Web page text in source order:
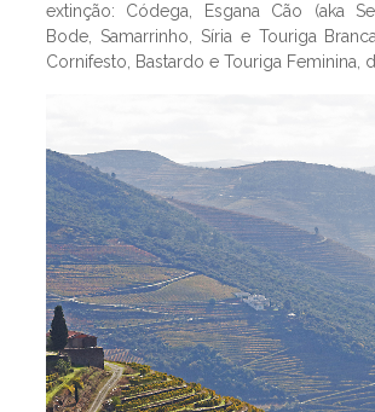
extinção: Códega, Esgana Cão (aka
Bode, Samarrinho, Síria e Touriga
Cornifesto, Bastardo e Touriga Feminina,